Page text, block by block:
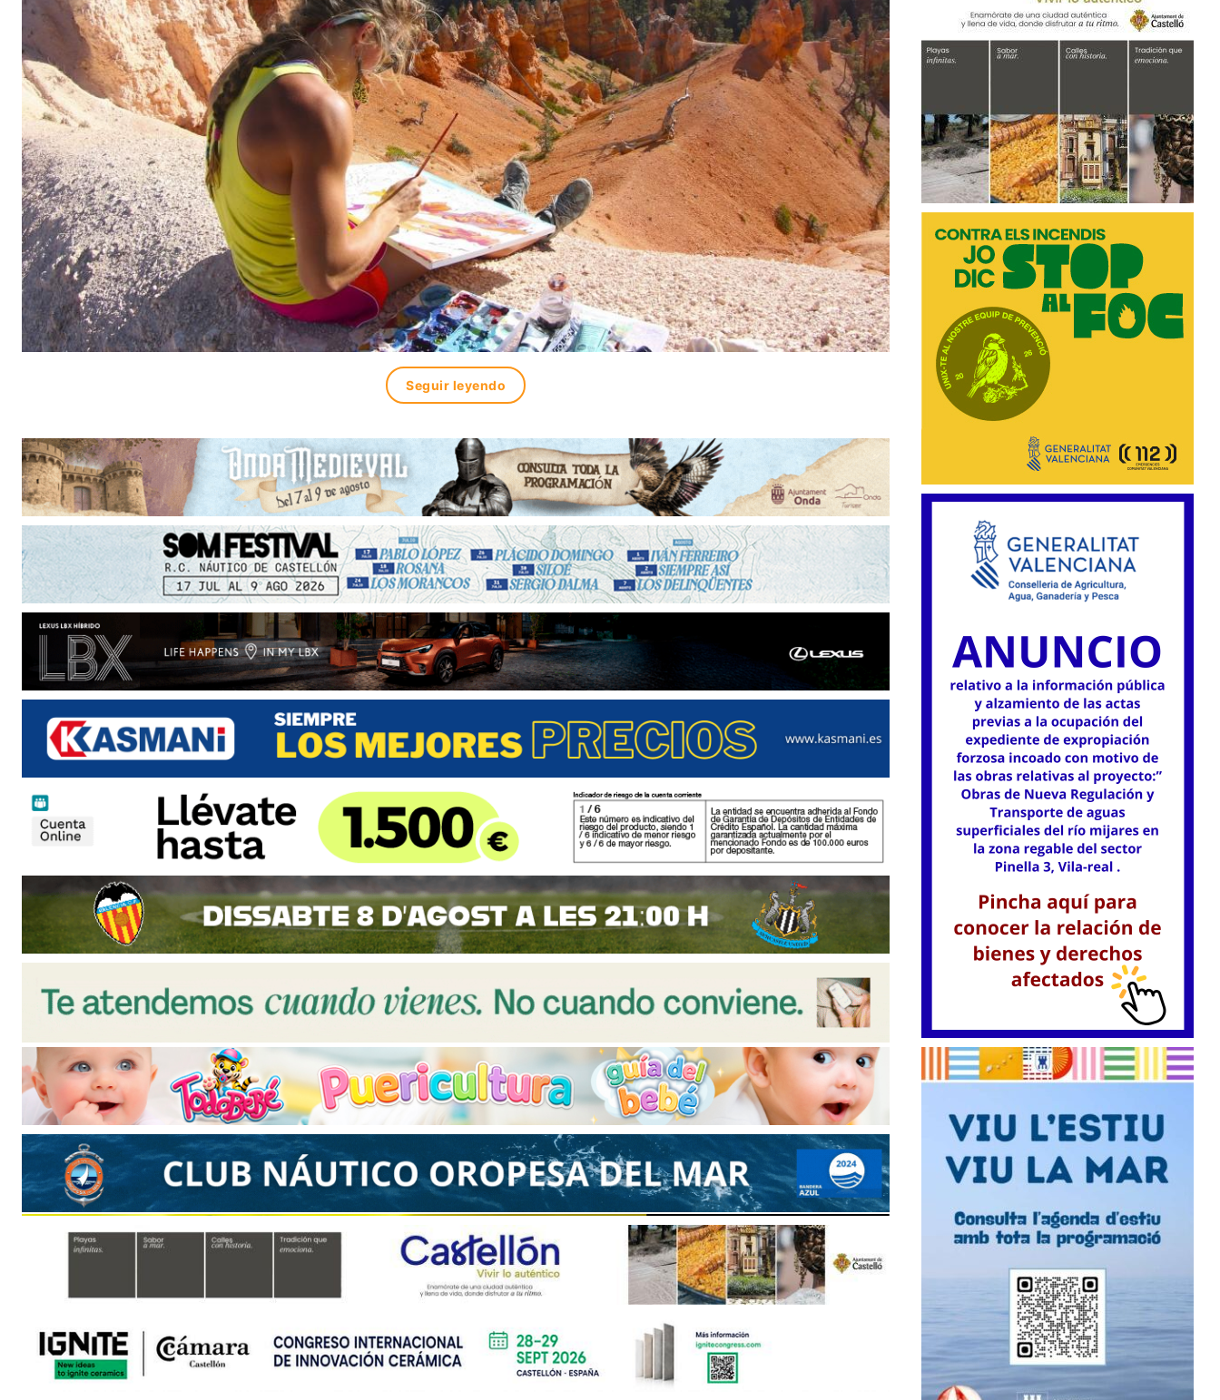
Seguir leyendo